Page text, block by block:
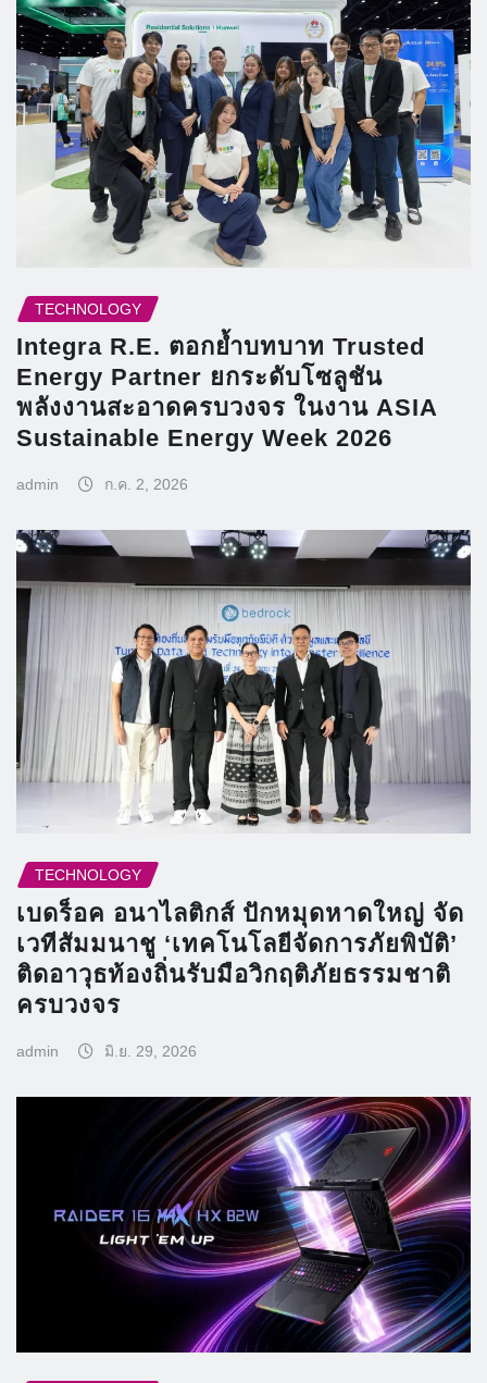
TECHNOLOGY
Integra R.E. ตอกย้ำบทบาท Trusted
Energy Partner ยกระดับโซลูชัน
พลังงานสะอาดครบวงจร ในงาน ASIA
Sustainable Energy Week 2026
admin ก.ค. 2, 2026
TECHNOLOGY
เบดร็อค อนาไลติกส์ ปักหมุดหาดใหญ่ จัด
เวทีสัมมนาชู ‘เทคโนโลยีจัดการภัยพิบัติ’
ติดอาวุธท้องถิ่นรับมือวิกฤติภัยธรรมชาติ
ครบวงจร
admin มิ.ย. 29, 2026